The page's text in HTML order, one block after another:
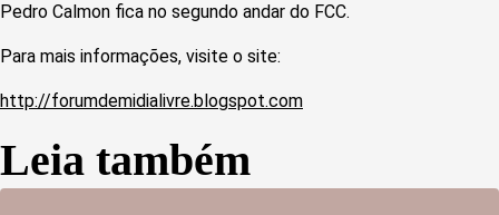
Pedro Calmon fica no segundo andar do FCC.
Para mais informações, visite o site:
http://forumdemidialivre.blogspot.com
Leia também